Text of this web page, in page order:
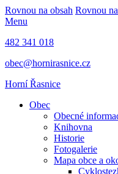
Rovnou na obsah Rovnou
Menu
482 341 018
obec@hornirasnice.cz
Horní Řasnice
Obec
Obecné
Knihovna
Historie
Fotogalerie
Mapa obce a